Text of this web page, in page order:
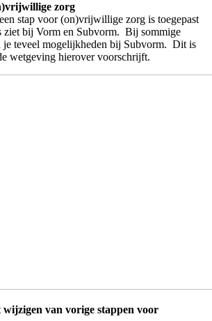
zorg
stap voor (on)vrijwillige zorg is toegepast
ziet bij Vorm en Subvorm. Bij sommige
je teveel mogelijkheden bij Subvorm. Dit is
wetgeving hierover voorschrijft.
van vorige stappen voor